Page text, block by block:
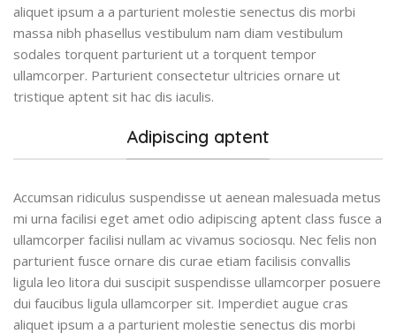
aliquet ipsum a a parturient molestie senectus dis morbi
massa nibh phasellus vestibulum nam diam vestibulum
sodales torquent parturient ut a torquent tempor
ullamcorper. Parturient consectetur ultricies ornare ut
tristique aptent sit hac dis iaculis.
Adipiscing aptent
Accumsan ridiculus suspendisse ut aenean malesuada metus
mi urna facilisi eget amet odio adipiscing aptent class fusce a
ullamcorper facilisi nullam ac vivamus sociosqu. Nec felis non
parturient fusce ornare dis curae etiam facilisis convallis
ligula leo litora dui suscipit suspendisse ullamcorper posuere
dui faucibus ligula ullamcorper sit. Imperdiet augue cras
aliquet ipsum a a parturient molestie senectus dis morbi